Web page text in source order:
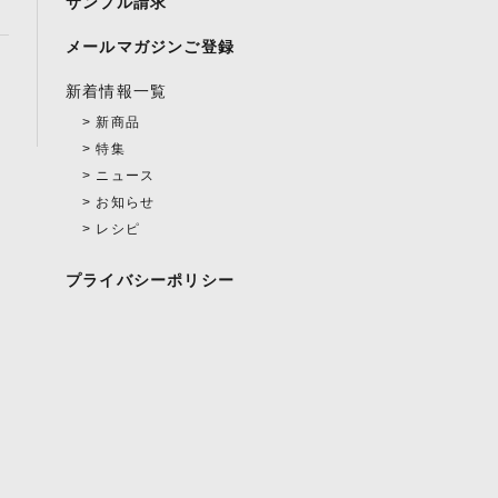
メールマガジンご登録
新着情報一覧
新商品
特集
ニュース
お知らせ
レシピ
プライバシーポリシー